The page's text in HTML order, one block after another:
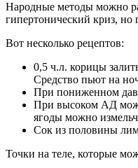
Народные методы можно
гипертонический криз,
Вот несколько рецептов:
0,5 ч.л. корицы
Средство пьют на
При пониженном
При высоком АД
ягоды можно
Сок из половины
Точки на теле, которые